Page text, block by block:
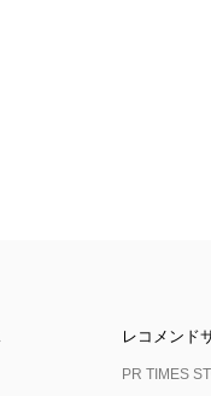
レコメンド
PR TIMES